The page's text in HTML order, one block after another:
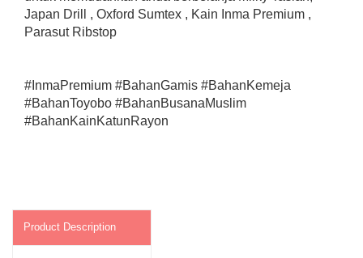
Japan Drill , Oxford Sumtex , Kain Inma Premium ,
Parasut Ribstop
#InmaPremium #BahanGamis #BahanKemeja
#BahanToyobo #BahanBusanaMuslim
#BahanKainKatunRayon
Product Description